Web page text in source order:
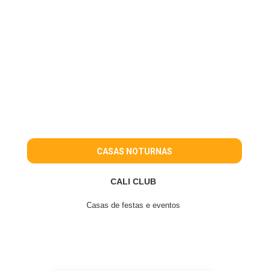
CASAS NOTURNAS
CALI CLUB
Casas de festas e eventos